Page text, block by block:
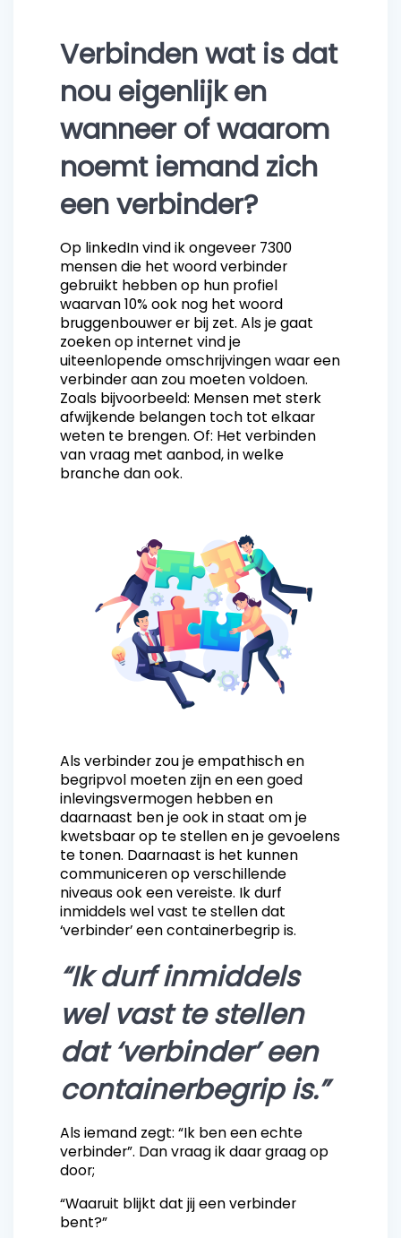
Verbinden wat is dat
nou eigenlijk en
wanneer of waarom
noemt iemand zich
een verbinder?
Op linkedIn vind ik ongeveer 7300
mensen die het woord verbinder
gebruikt hebben op hun profiel
waarvan 10% ook nog het woord
bruggenbouwer er bij zet. Als je gaat
zoeken op internet vind je
uiteenlopende omschrijvingen waar een
verbinder aan zou moeten voldoen.
Zoals bijvoorbeeld: Mensen met sterk
afwijkende belangen toch tot elkaar
weten te brengen. Of: Het verbinden
van vraag met aanbod, in welke
branche dan ook.
Als verbinder zou je empathisch en
begripvol moeten zijn en een goed
inlevingsvermogen hebben en
daarnaast ben je ook in staat om je
kwetsbaar op te stellen en je gevoelens
te tonen. Daarnaast is het kunnen
communiceren op verschillende
niveaus ook een vereiste. Ik durf
inmiddels wel vast te stellen dat
‘verbinder’ een containerbegrip is.
“Ik durf inmiddels
wel vast te stellen
dat ‘verbinder’ een
containerbegrip is.”
Als iemand zegt: “Ik ben een echte
verbinder”. Dan vraag ik daar graag op
door;
“Waaruit blijkt dat jij een verbinder
bent?”